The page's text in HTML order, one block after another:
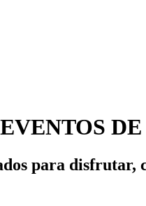
para disfrutar,